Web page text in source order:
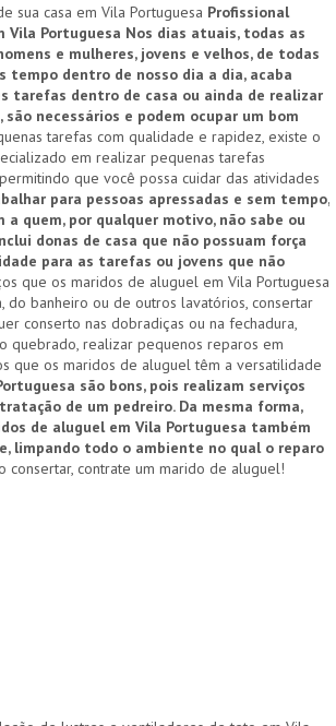
sua casa em Vila Portuguesa Profissional
Vila Portuguesa Nos dias atuais, todas as
e mulheres, jovens e velhos, de todas
tempo dentro de nosso dia a dia, acaba
tarefas dentro de casa ou ainda de realizar
necessários e podem ocupar um bom
tarefas com qualidade e rapidez, existe o
em realizar pequenas tarefas
que você possa cuidar das atividades
para pessoas apressadas e sem tempo,
quem, por qualquer motivo, não sabe ou
donas de casa que não possuam força
para as tarefas ou jovens que não
que os maridos de aluguel em Vila Portuguesa
do banheiro ou de outros lavatórios, consertar
conserto nas dobradiças ou na fechadura,
quebrado, realizar pequenos reparos em
que os maridos de aluguel têm a versatilidade
são bons, pois realizam serviços
de um pedreiro. Da mesma forma,
de aluguel em Vila Portuguesa também
limpando todo o ambiente no qual o reparo
consertar, contrate um marido de aluguel!